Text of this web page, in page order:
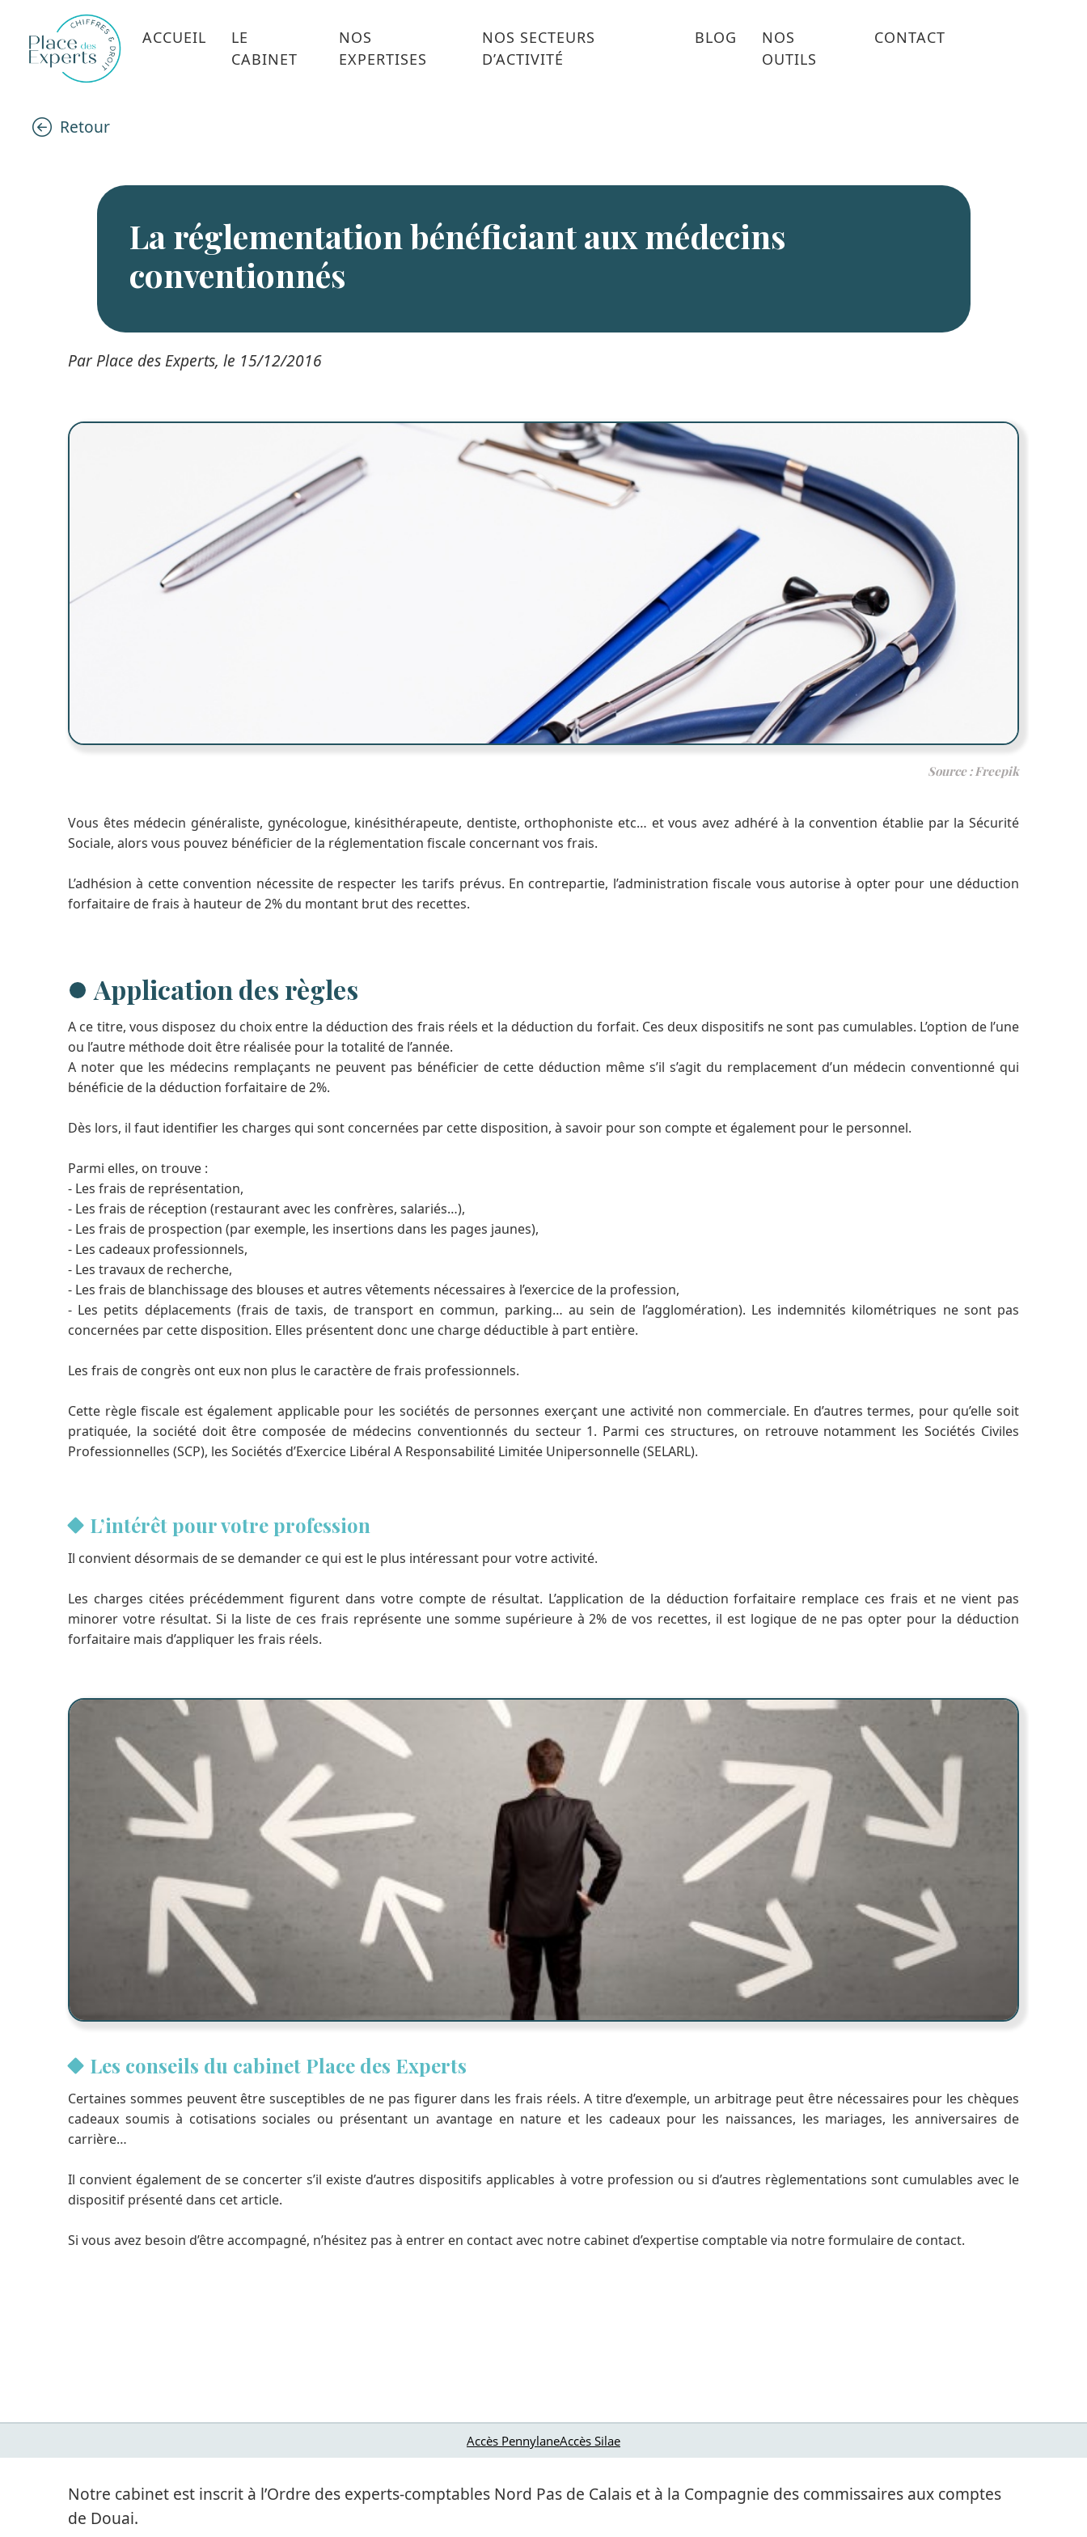
ACCUEIL
LE
CABINET
NOS
EXPERTISES
NOS SECTEURS
D’ACTIVITÉ
BLOG
NOS
OUTILS
CONTACT
Retour
La réglementation bénéficiant aux médecins
conventionnés
Par Place des Experts, le 15/12/2016
Source : Freepik
Vous êtes médecin généraliste, gynécologue, kinésithérapeute, dentiste, orthophoniste etc… et vous avez adhéré à la convention établie par la Sécurité
Sociale, alors vous pouvez bénéficier de la réglementation fiscale concernant vos frais.
L’adhésion à cette convention nécessite de respecter les tarifs prévus. En contrepartie, l’administration fiscale vous autorise à opter pour une déduction
forfaitaire de frais à hauteur de 2% du montant brut des recettes.
Application des règles
A ce titre, vous disposez du choix entre la déduction des frais réels et la déduction du forfait. Ces deux dispositifs ne sont pas cumulables. L’option de l’une
ou l’autre méthode doit être réalisée pour la totalité de l’année.
A noter que les médecins remplaçants ne peuvent pas bénéficier de cette déduction même s’il s’agit du remplacement d’un médecin conventionné qui
bénéficie de la déduction forfaitaire de 2%.
Dès lors, il faut identifier les charges qui sont concernées par cette disposition, à savoir pour son compte et également pour le personnel.
Parmi elles, on trouve :
- Les frais de représentation,
- Les frais de réception (restaurant avec les confrères, salariés…),
- Les frais de prospection (par exemple, les insertions dans les pages jaunes),
- Les cadeaux professionnels,
- Les travaux de recherche,
- Les frais de blanchissage des blouses et autres vêtements nécessaires à l’exercice de la profession,
- Les petits déplacements (frais de taxis, de transport en commun, parking… au sein de l’agglomération). Les indemnités kilométriques ne sont pas
concernées par cette disposition. Elles présentent donc une charge déductible à part entière.
Les frais de congrès ont eux non plus le caractère de frais professionnels.
Cette règle fiscale est également applicable pour les sociétés de personnes exerçant une activité non commerciale. En d’autres termes, pour qu’elle soit
pratiquée, la société doit être composée de médecins conventionnés du secteur 1. Parmi ces structures, on retrouve notamment les Sociétés Civiles
Professionnelles (SCP), les Sociétés d’Exercice Libéral A Responsabilité Limitée Unipersonnelle (SELARL).
L’intérêt pour votre profession
Il convient désormais de se demander ce qui est le plus intéressant pour votre activité.
Les charges citées précédemment figurent dans votre compte de résultat. L’application de la déduction forfaitaire remplace ces frais et ne vient pas
minorer votre résultat. Si la liste de ces frais représente une somme supérieure à 2% de vos recettes, il est logique de ne pas opter pour la déduction
forfaitaire mais d’appliquer les frais réels.
Les conseils du cabinet Place des Experts
Certaines sommes peuvent être susceptibles de ne pas figurer dans les frais réels. A titre d’exemple, un arbitrage peut être nécessaires pour les chèques
cadeaux soumis à cotisations sociales ou présentant un avantage en nature et les cadeaux pour les naissances, les mariages, les anniversaires de
carrière…
Il convient également de se concerter s’il existe d’autres dispositifs applicables à votre profession ou si d’autres règlementations sont cumulables avec le
dispositif présenté dans cet article.
Si vous avez besoin d’être accompagné, n’hésitez pas à entrer en contact avec notre cabinet d’expertise comptable via notre formulaire de contact.
Accès PennylaneAccès Silae
Notre cabinet est inscrit à l’Ordre des experts-comptables Nord Pas de Calais et à la Compagnie des commissaires aux comptes
de Douai.